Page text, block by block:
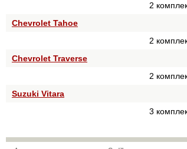
2
Chevrolet Tahoe
2
Chevrolet Traverse
2
Suzuki Vitara
3